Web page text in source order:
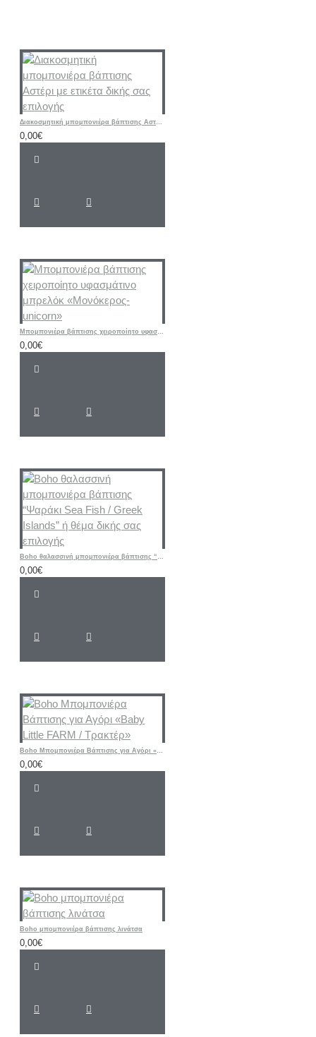
Διακοσμητική μπομπονιέρα βάπτισης Αστέρι με ετικέτα δικής σας επιλογής
0,00€
Μπομπονιέρα βάπτισης χειροποίητο υφασμάτινο μπρελόκ «Μονόκερος-unicorn»
0,00€
Boho θαλασσινή μπομπονιέρα βάπτισης “Ψαράκι Sea ​​Fish / Greek Islands” ή θέμα δικής σας επιλογής
0,00€
Boho Μπομπονιέρα Βάπτισης για Αγόρι «Baby Little FARM / Τρακτέρ»
0,00€
Boho μπομπονιέρα βάπτισης λινάτσα
0,00€